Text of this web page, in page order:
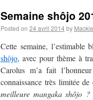
Semaine shôjo
Posted on 24 avril 2014by Mackie
Cette semaine, l’estimable
shôjo, avec pour thème à
Carolus m’a fait
connaissance très limitée
meilleure mangaka shôjo ?